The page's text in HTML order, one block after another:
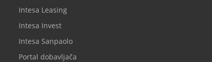
Intesa Leasing
Intesa Invest
Intesa Sanpaolo
Portal dobavljača